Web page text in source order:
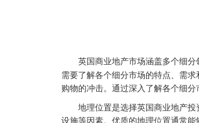
英国商业地产市场涵盖多个细
需要了解各个细分市场的特点、需
购物的冲击。通过深入了解各个细
地理位置是选择英国商业地产
设施等因素。优质的地理位置通常